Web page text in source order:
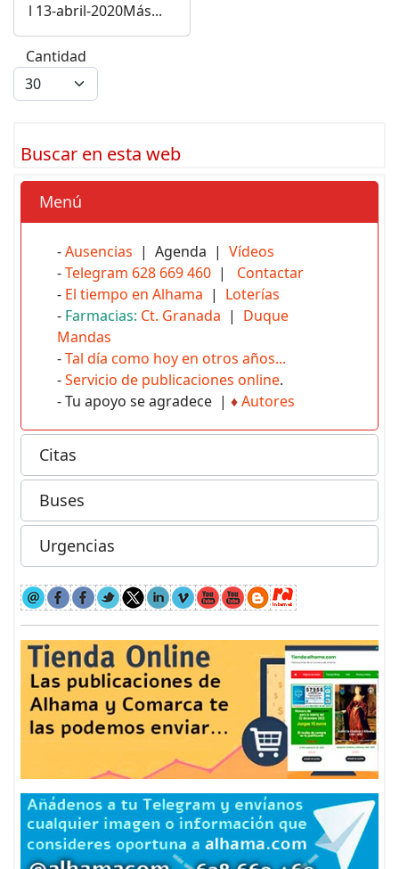
l 13-abril-2020Más...
Cantidad
Buscar en esta web
Menú
-Ausencias | Agenda | Vídeos
-Telegram 628 669 460 | Contactar
- El tiempo en Alhama | Loterías
- Farmacias: Ct. Granada | Duque
Mandas
-Tal día como hoy en otros años...
-Servicio de publicaciones online.
- Tu apoyo se agradece | ♦Autores
Citas
Buses
Urgencias